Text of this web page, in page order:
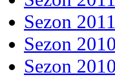
Sezon
Sezon
Sezon